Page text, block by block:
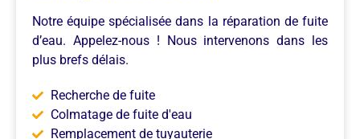
Notre équipe spécialisée dans la réparation de fuite
d’eau. Appelez-nous ! Nous intervenons dans les
plus brefs délais.
Recherche de fuite
Colmatage de fuite d'eau
Remplacement de tuyauterie